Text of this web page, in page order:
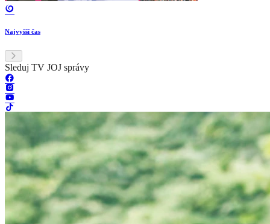
Najvyšší čas
Sleduj TV JOJ správy